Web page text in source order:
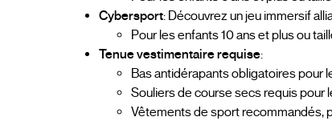
Cybersport: Découvrez un jeu immersif
Pour les enfants 10 ans et plus ou
Tenue vestimentaire requise:
Bas antidérapants obligatoires pour
Souliers de course secs requis pour
Vêtements de sport recommandés,